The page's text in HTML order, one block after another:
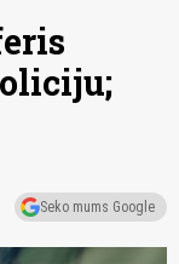
Seko mums Google